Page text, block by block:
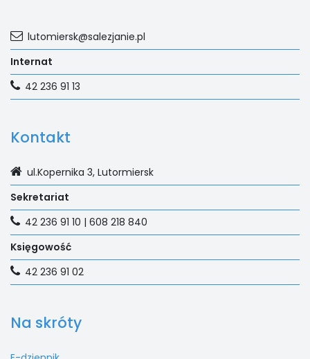
Na skróty
Kontakt
ul.Kopernika 3, Lutormiersk
Sekretariat
42 236 91 10 | 608 218 840
Księgowość
42 236 91 02
lutomiersk@salezjanie.pl
Internat
42 236 91 13